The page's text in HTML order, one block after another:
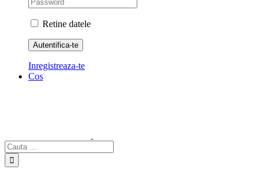
Retine datele
Inregistreaza-te
Cos
Cautare...